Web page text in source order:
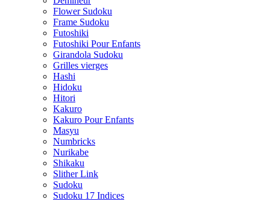
Flower Sudoku
Frame Sudoku
Futoshiki
Futoshiki Pour Enfants
Girandola Sudoku
Grilles vierges
Hashi
Hidoku
Hitori
Kakuro
Kakuro Pour Enfants
Masyu
Numbricks
Nurikabe
Shikaku
Slither Link
Sudoku
Sudoku 17 Indices